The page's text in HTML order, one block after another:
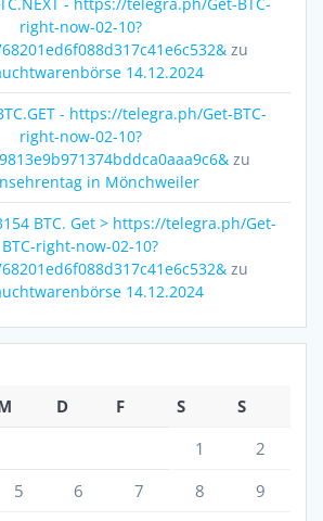
right-now-02-10?
zu
14.12.2024
- https://telegra.ph/Get-BTC-
right-now-02-10?
zu
in Mönchweiler
BTC. Get > https://telegra.ph/Get-
BTC-right-now-02-10?
zu
14.12.2024
D F S
S
1
2
5 6 7 8
9